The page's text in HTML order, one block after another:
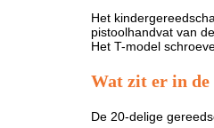
Het
pistoolhandvat van
Het T-model
Wat zit er in de
De 20-delige